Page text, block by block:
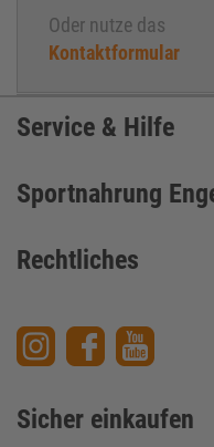
Gesättigte Fette
Ginseng
Glutamin
Glykämischer Index
Granatapfelextrakt
Hardgainer
HMB –
HydroMax®
Jojo-Effekt
Oder nutze das
Kontaktformular
Service & Hilfe
Sportnahrung
Rechtliches
Sicher einkaufen